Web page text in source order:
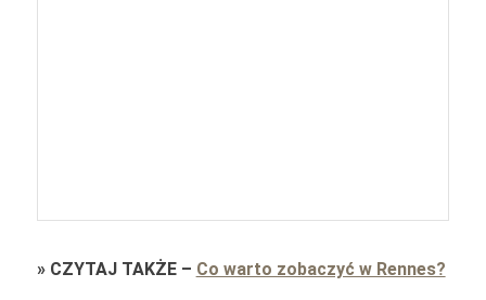
» CZYTAJ TAKŻE– Co warto zobaczyć w Rennes?